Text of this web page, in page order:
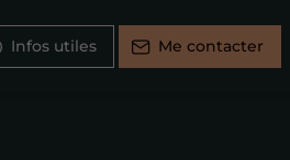
Infos utiles Me contacter